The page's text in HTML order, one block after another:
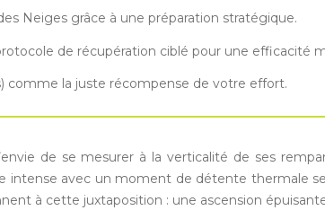
Neiges grâce à une préparation stratégique.
de récupération ciblé pour une efficacité
comme la juste récompense de votre effort.
de se mesurer à la verticalité de ses
intense avec un moment de détente thermale
à cette juxtaposition : une ascension